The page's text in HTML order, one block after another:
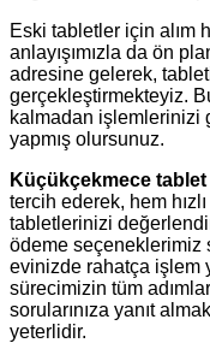
Eski tabletler için alım
anlayışımızla da ön
adresine gelerek,
gerçekleştirmekteyiz.
kalmadan işlemlerinizi
yapmış olursunuz.
Küçükçekmece
tercih ederek, hem
tabletlerinizi
ödeme seçeneklerimiz
evinizde rahatça işlem
sürecimizin tüm
sorularınıza yanıt
yeterlidir.